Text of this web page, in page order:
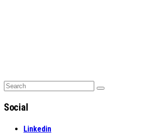
Search
Search
Social
Linkedin